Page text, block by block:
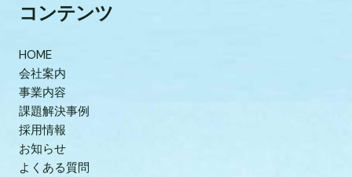
コンテンツ
HOME
会社案内
事業内容
課題解決事例
採用情報
お知らせ
よくある質問